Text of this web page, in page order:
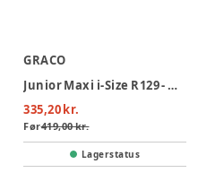
GRACO
Junior Maxi i-Size R129 - Midnight
335,20 kr.
Før419,00 kr.
Lagerstatus